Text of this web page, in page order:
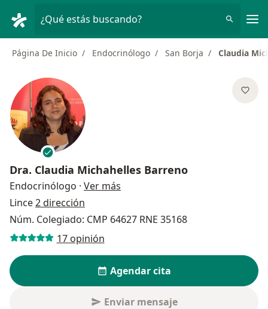
¿Qué estás buscando?
Página De Inicio Endocrinólogo San Borja Claudia
Dra. Claudia Michahelles Barreno
Endocrinólogo · Ver más
Lince2 dirección
Núm. Colegiado: CMP 64627 RNE 35168
17 opinión
Agendar cita
Enviar mensaje